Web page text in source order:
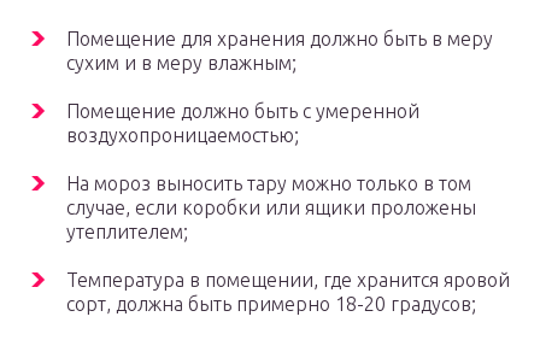
Помещение для хранения должно быть в меру
сухим и в меру влажным;
Помещение должно быть с умеренной
воздухопроницаемостью;
На мороз выносить тару можно только в том
случае, если коробки или ящики проложены
утеплителем;
Температура в помещении, где хранится яровой
сорт, должна быть примерно 18-20 градусов;